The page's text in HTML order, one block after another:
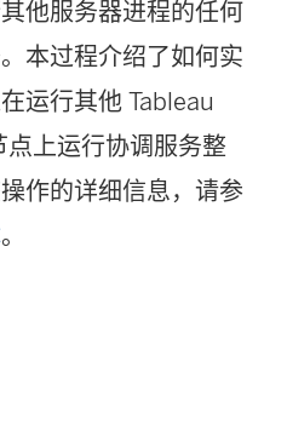
他服务器进程的任何
本过程介绍了如何实
运行其他 Tableau
上运行协调服务整
作的详细信息，请参
。